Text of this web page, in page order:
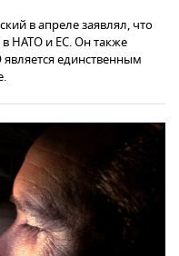
в апреле заявлял, что
НАТО и ЕС. Он также
единственным